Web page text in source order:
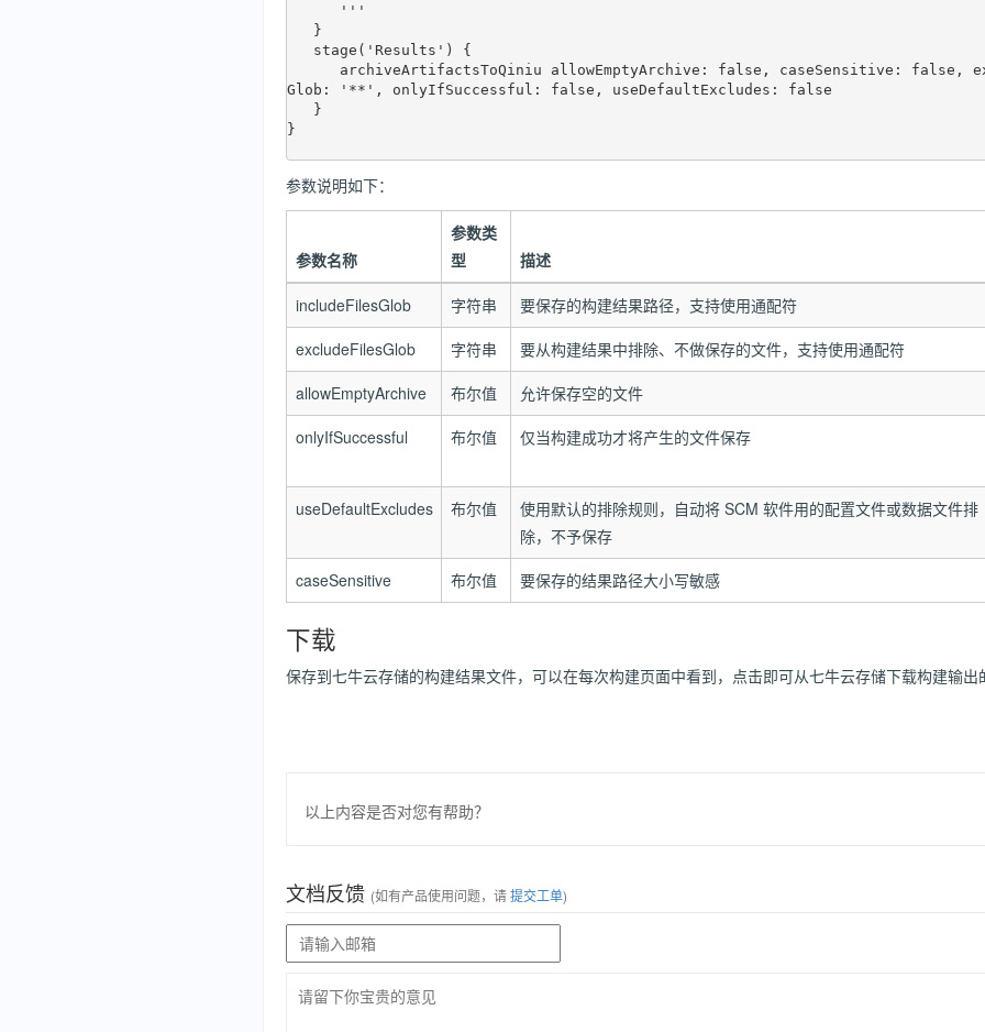
Glob: '**', onlyIfSuccessful: false, useDefaultExcludes: false
}
参数说明如下：
参数名称
参数类
型
描述
includeFilesGlob 字符串 要保存的构建结果路径，支持使用通配符
excludeFilesGlob 字符串 要从构建结果中排除、不做保存的文件，支持使用通配符
allowEmptyArchive 布尔值 允许保存空的文件
onlyIfSuccessful
布尔值 仅当构建成功才将产生的文件保存
useDefaultExcludes
布尔值
使用默认的排除规则，自动将 SCM 软件用的配置文件或数据文件排
除，不予保存
caseSensitive 布尔值 要保存的结果路径大小写敏感
下载
保存到七牛云存储的构建结果文件，可以在每次构建页面中看到，点击即可从七牛云存储下载构建输出
以上内容是否对您有帮助？
文档反馈 (如有产品使用问题，请提交工单)